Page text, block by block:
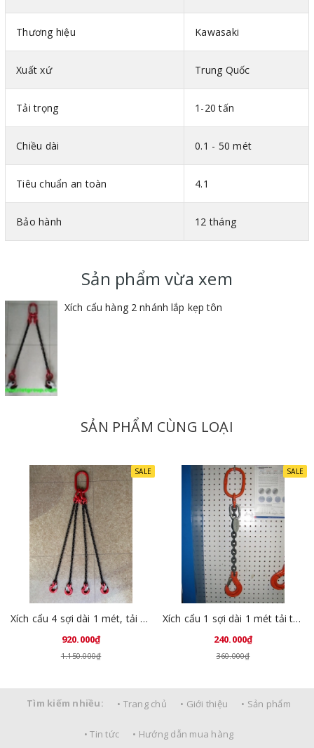
Để mua đượcbộ xích cẩu hàng 2 nhánhđạt tiêu chuẩn an
toàn, Quý Khách tham khảo bảng thông số góc cẩu an toàn cho
chùm xích cẩuở dưới đây.
Thương hiệu Kawasaki
Xuất xứ Trung Quốc
Tải trọng 1-20 tấn
Chiều dài 0.1 - 50 mét
Tiêu chuẩn an toàn 4.1
Bảo hành 12 tháng
Sản phẩm vừa xem
Xích cẩu hàng 2 nhánh lắp kẹp tôn
SẢN PHẨM CÙNG LOẠI
SALE
Xích cẩu 4 sợi dài 1 mét, tải trọng 2 tấn SLX040106
920.000₫
1.150.000₫
SALE
Xích cẩu 1 sợi dài 1 mét tải trọng 1 tấn SLX010106
240.000₫
360.000₫
Tìm kiếm nhiều: • Trang chủ • Giới thiệu • Sản phẩm
• Tin tức • Hướng dẫn mua hàng